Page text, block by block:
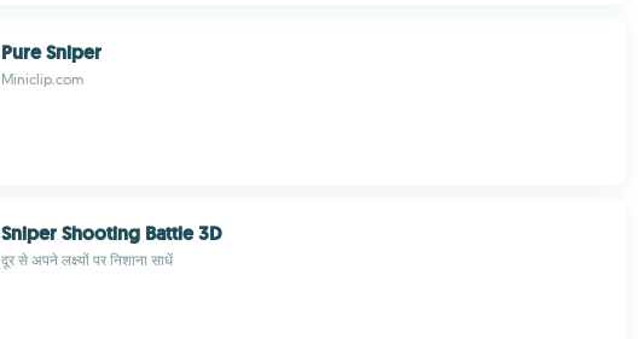
Pure Sniper
Miniclip.com
Sniper Shooting Battle 3D
दूर से अपने लक्ष्यों पर निशाना साधें